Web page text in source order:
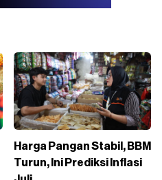
Harga Pangan Stabil, BBM
Turun, Ini Prediksi Inflasi